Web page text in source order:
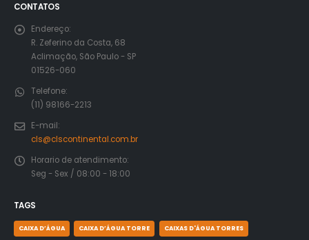
CONTATOS
Endereço:
R. Zeferino da Costa, 68
Aclimação, São Paulo - SP
01526-060
Telefone:
(11) 98166-2213
E-mail:
cls@clscontinental.com.br
Horario de atendimento:
Seg - Sex / 08:00 - 18:00
TAGS
CAIXA D’ÁGUA CAIXA D’ÁGUA TORRE CAIXAS D'ÁGUA TORRES